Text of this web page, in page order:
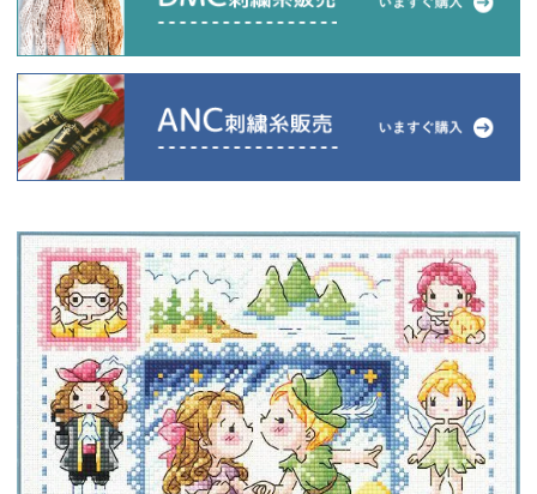
当店について
よくあるご質問
ご利用ガイド
返品特約について
新規会員登録
会員規約について
特定商取引法について